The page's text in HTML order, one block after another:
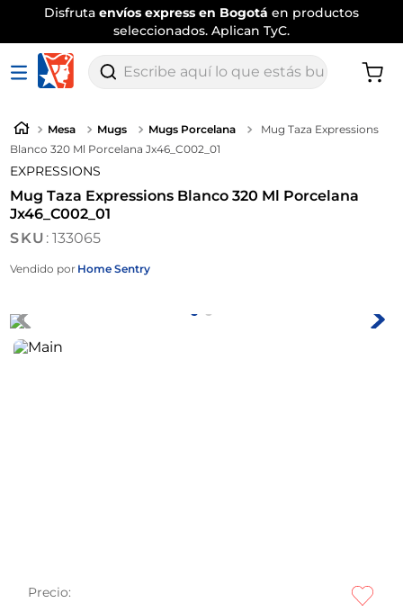
Disfruta envíos express en Bogotá en productos
seleccionados. Aplican TyC.
Escribe aquí lo que estás buscando
Mesa Mugs Mugs Porcelana
Mug Taza Expressions
Blanco 320 Ml Porcelana Jx46_C002_01
EXPRESSIONS
Mug Taza Expressions Blanco 320 Ml Porcelana
Jx46_C002_01
:133065
Vendido por Home Sentry
Precio: